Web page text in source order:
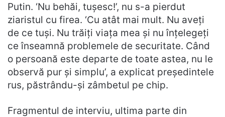
Putin. ‘Nu behăi, tuşesc!’, nu s-a pierdut
ziaristul cu firea. ‘Cu atât mai mult. Nu aveţi
de ce tuşi. Nu trăiţi viaţa mea şi nu înţelegeţi
ce înseamnă problemele de securitate. Când
o persoană este departe de toate astea, nu le
observă pur şi simplu’, a explicat preşedintele
rus, păstrându-şi zâmbetul pe chip.
Fragmentul de interviu, ultima parte din